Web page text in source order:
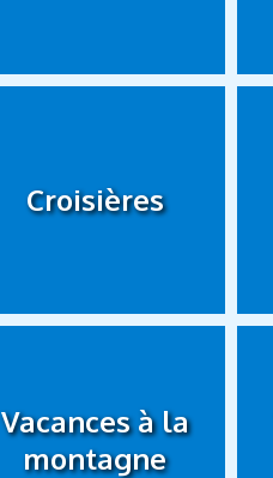
Croisières
Vacances à la
montagne